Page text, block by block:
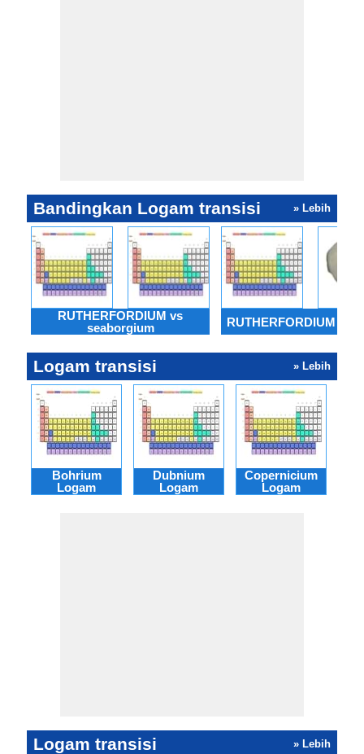
Bandingkan Logam transisi » Lebih
RUTHERFORDIUM vs
seaborgium
RUTHERFORDIUM vs
Logam transisi » Lebih
Bohrium
Logam
Dubnium
Logam
Copernicium
Logam
Logam transisi » Lebih